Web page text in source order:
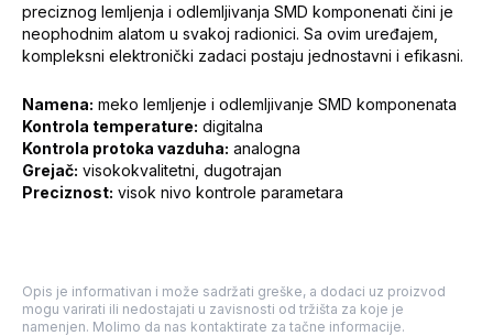
preciznog lemljenja i odlemljivanja SMD komponenati čini je
neophodnim alatom u svakoj radionici. Sa ovim uređajem,
kompleksni elektronički zadaci postaju jednostavni i efikasni.
Namena: meko lemljenje i odlemljivanje SMD komponenata
Kontrola temperature: digitalna
Kontrola protoka vazduha: analogna
Grejač: visokokvalitetni, dugotrajan
Preciznost: visok nivo kontrole parametara
Opis je informativan i može sadržati greške, a dodaci uz proizvod
mogu varirati ili nedostajati u zavisnosti od tržišta za koje je
namenjen. Molimo da nas kontaktirate za tačne informacije.